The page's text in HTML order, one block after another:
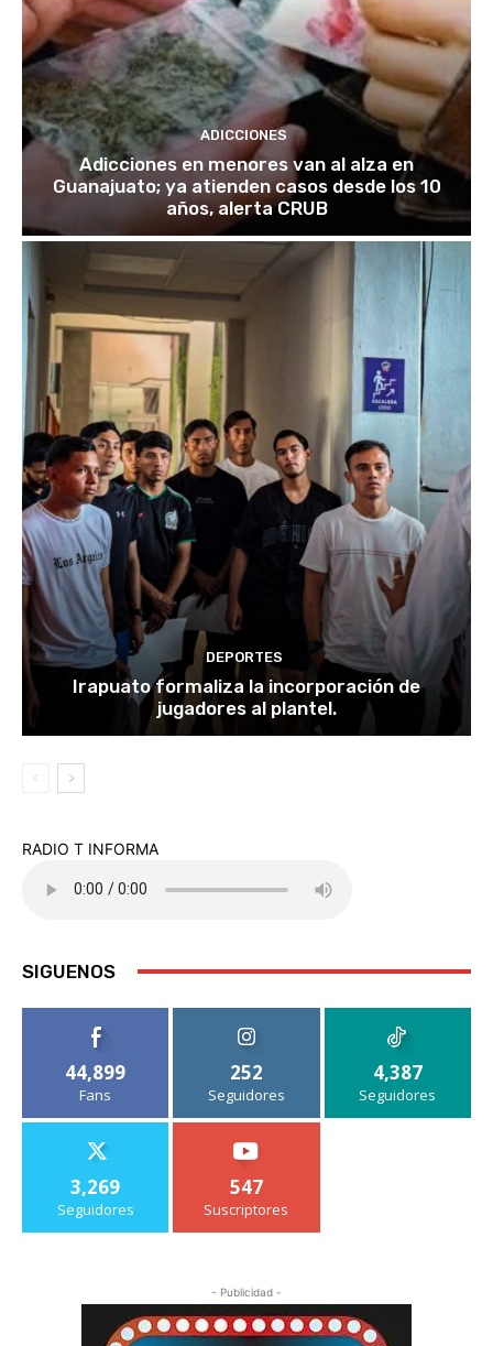
ADICCIONES
Adicciones en menores van al alza en
Guanajuato; ya atienden casos desde los 10
años, alerta CRUB
DEPORTES
Irapuato formaliza la incorporación de
jugadores al plantel.
RADIO T INFORMA
SIGUENOS
44,899
Fans
252
Seguidores
4,387
Seguidores
3,269
Seguidores
547
Suscriptores
- Publicidad -